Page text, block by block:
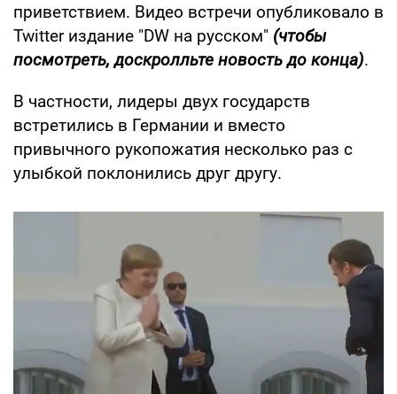
приветствием. Видео встречи опубликовало в
Twitter издание "DW на русском" (чтобы
посмотреть, доскролльте новость до конца).
В частности, лидеры двух государств
встретились в Германии и вместо
привычного рукопожатия несколько раз с
улыбкой поклонились друг другу.